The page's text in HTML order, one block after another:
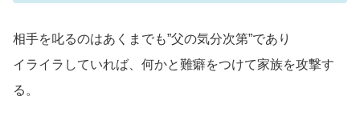
相手を叱るのはあくまでも”父の気分次第”であり
イライラしていれば、何かと難癖をつけて家族を攻撃す
る。